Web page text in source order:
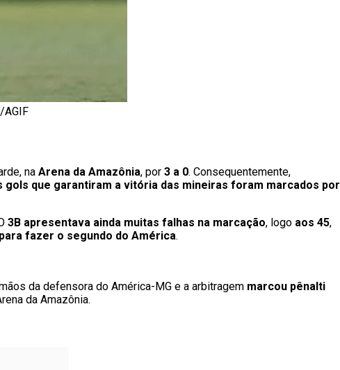
AGIF
na Arena da Amazônia, por 3 a 0. Consequentemente,
gols que garantiram a vitória das mineiras foram marcados por
3B apresentava ainda muitas falhas na marcação, logo aos 45,
fazer o segundo do América.
da defensora do América-MG e a arbitragem marcou pênalti
da Amazônia.